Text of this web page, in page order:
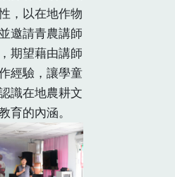
，以在地作物
邀請青農講師
期望藉由講師
經驗，讓學童
識在地農耕文
育的內涵。